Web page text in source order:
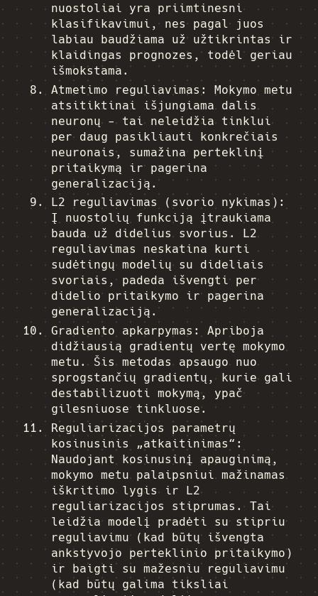
nuostoliai yra priimtinesni
klasifikavimui, nes pagal juos
labiau baudžiama už užtikrintas ir
klaidingas prognozes, todėl geriau
išmokstama.
Atmetimo reguliavimas: Mokymo metu
atsitiktinai išjungiama dalis
neuronų - tai neleidžia tinklui
per daug pasikliauti konkrečiais
neuronais, sumažina perteklinį
pritaikymą ir pagerina
generalizaciją.
L2 reguliavimas (svorio nykimas):
Į nuostolių funkciją įtraukiama
bauda už didelius svorius. L2
reguliavimas neskatina kurti
sudėtingų modelių su dideliais
svoriais, padeda išvengti per
didelio pritaikymo ir pagerina
generalizaciją.
Gradiento apkarpymas: Apriboja
didžiausią gradientų vertę mokymo
metu. Šis metodas apsaugo nuo
sprogstančių gradientų, kurie gali
destabilizuoti mokymą, ypač
gilesniuose tinkluose.
Reguliarizacijos parametrų
kosinusinis „atkaitinimas“:
Naudojant kosinusinį apauginimą,
mokymo metu palaipsniui mažinamas
iškritimo lygis ir L2
reguliarizacijos stiprumas. Tai
leidžia modelį pradėti su stipriu
reguliavimu (kad būtų išvengta
ankstyvojo perteklinio pritaikymo)
ir baigti su mažesniu reguliavimu
(kad būtų galima tiksliai